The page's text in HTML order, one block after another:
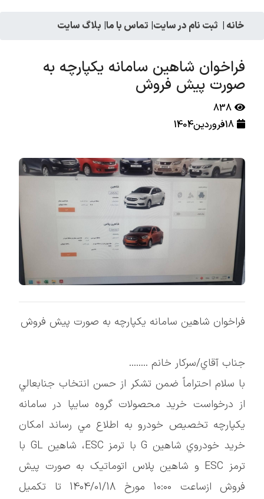
خانه | ثبت نام در سایت| تماس با ما| بلاگ سایت
فراخوان شاهین سامانه یکپارچه به
صورت پیش فروش
838
18فروردین1404
فراخوان شاهین سامانه یکپارچه به صورت پیش فروش
جناب آقاي/سرکار خانم ........
با سلام احتراماً ضمن تشكر از حسن انتخاب جنابعالي
از درخواست خريد محصولات گروه سايپا در سامانه
يكپارچه تخصيص خودرو به اطلاع مي رساند امکان
خريد خودروي شاهين G با ترمز ESC، شاهين GL با
ترمز ESC و شاهين پلاس اتوماتيک به صورت پيش
فروش ازساعت 10:00 مورخ 1404/01/18 تا تکميل